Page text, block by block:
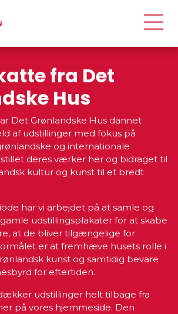
fra Det
Hus
Det Grønlandske Hus dannet
af udstillinger med fokus på
og internationale
deres værker her og bidraget til
kultur og kunst til et bredt
har vi arbejdet på at samle og
udstillingsplakater for at skabe
at de bliver tilgængelige for
er at fremhæve husets rolle i
kunst og samtidig bevare
for eftertiden.
udstillinger helt tilbage fra
på vores hjemmeside. Den